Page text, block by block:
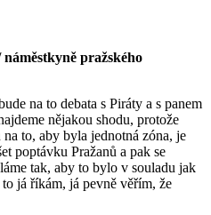
pražského
na to debata s Piráty a s panem
nějakou shodu, protože
to, aby byla jednotná zóna, je
poptávku Pražanů a pak se
tak, aby to bylo v souladu jak
já říkám, já pevně věřím, že